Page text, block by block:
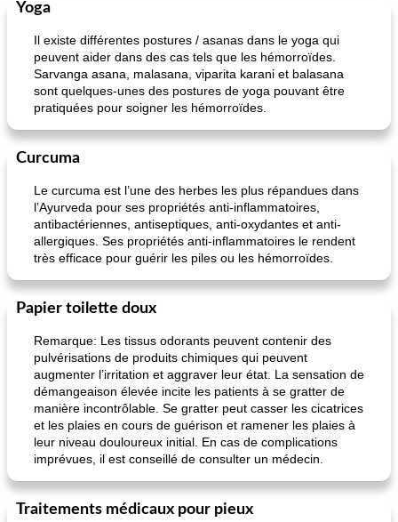
Yoga
Il existe différentes postures / asanas dans le yoga qui
peuvent aider dans des cas tels que les hémorroïdes.
Sarvanga asana, malasana, viparita karani et balasana
sont quelques-unes des postures de yoga pouvant être
pratiquées pour soigner les hémorroïdes.
Curcuma
Le curcuma est l’une des herbes les plus répandues dans
l’Ayurveda pour ses propriétés anti-inflammatoires,
antibactériennes, antiseptiques, anti-oxydantes et anti-
allergiques. Ses propriétés anti-inflammatoires le rendent
très efficace pour guérir les piles ou les hémorroïdes.
Papier toilette doux
Remarque: Les tissus odorants peuvent contenir des
pulvérisations de produits chimiques qui peuvent
augmenter l’irritation et aggraver leur état. La sensation de
démangeaison élevée incite les patients à se gratter de
manière incontrôlable. Se gratter peut casser les cicatrices
et les plaies en cours de guérison et ramener les plaies à
leur niveau douloureux initial. En cas de complications
imprévues, il est conseillé de consulter un médecin.
Traitements médicaux pour pieux